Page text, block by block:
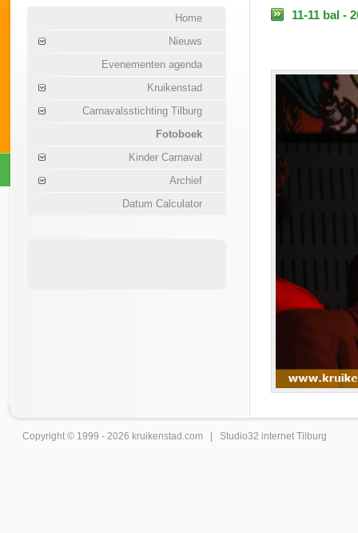
Home
Nieuws
Evenementen agenda
Kruikenstad
Carnavalsstichting Tilburg
Fotoboek
Kinder Carnaval
Archief
Datum Calculator
11-11 bal -
Copyright © 1999 - 2026 kruikenstad .com | Studio32 internet Tilburg